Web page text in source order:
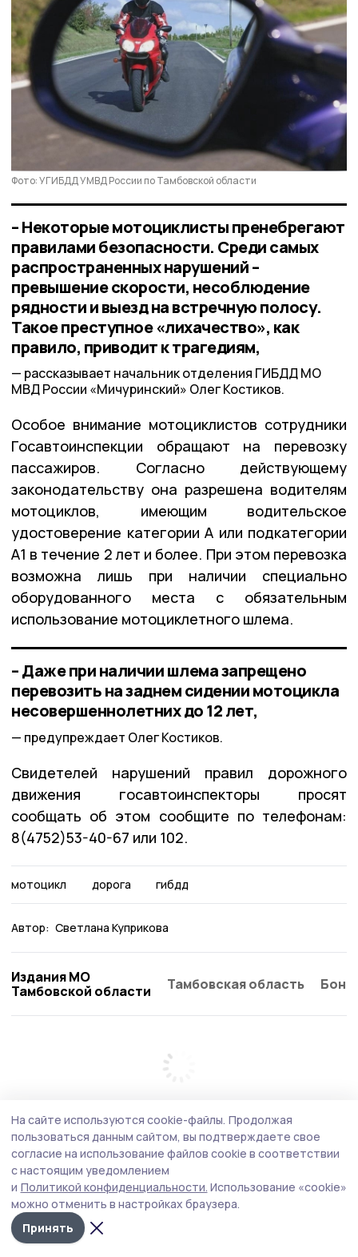
Фото: УГИБДД УМВД России по Тамбовской области
– Некоторые мотоциклисты пренебрегают
правилами безопасности. Среди самых
распространенных нарушений –
превышение скорости, несоблюдение
рядности и выезд на встречную полосу.
Такое преступное «лихачество», как
правило, приводит к трагедиям,
рассказывает начальник отделения ГИБДД МО
МВД России «Мичуринский» Олег Костиков.
Особое внимание мотоциклистов сотрудники
Госавтоинспекции обращают на перевозку
пассажиров. Согласно действующему
законодательству она разрешена водителям
мотоциклов, имеющим водительское
удостоверение категории А или подкатегории
А1 в течение 2 лет и более. При этом перевозка
возможна лишь при наличии специально
оборудованного места с обязательным
использование мотоциклетного шлема.
– Даже при наличии шлема запрещено
перевозить на заднем сидении мотоцикла
несовершеннолетних до 12 лет,
предупреждает Олег Костиков.
Свидетелей нарушений правил дорожного
движения госавтоинспекторы просят
сообщать об этом сообщите по телефонам:
8(4752)53-40-67 или 102.
мотоцикл дорога гибдд
Автор: Светлана Куприкова
Издания МО
Тамбовской области
Тамбовская область
На сайте используются cookie-файлы. Продолжая
пользоваться данным сайтом, вы подтверждаете свое
согласие на использование файлов cookie в соответствии
с настоящим уведомлением
и Политикой конфиденциальности. Использование «cookie»
можно отменить в настройках браузера.
Принять